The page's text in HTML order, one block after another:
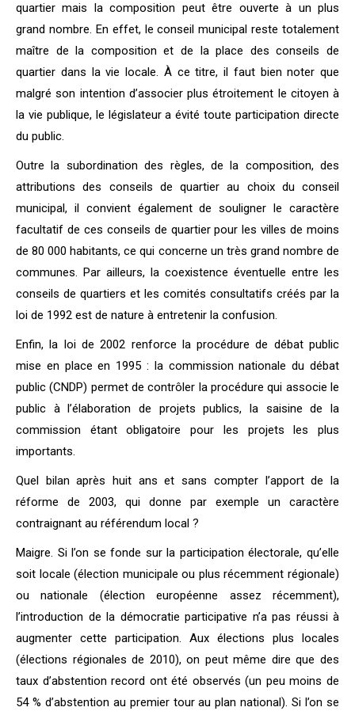
quartier mais la composition peut être ouverte à un plus
grand nombre. En effet, le conseil municipal reste totalement
maître de la composition et de la place des conseils de
quartier dans la vie locale. À ce titre, il faut bien noter que
malgré son intention d’associer plus étroitement le citoyen à
la vie publique, le législateur a évité toute participation directe
du public.
Outre la subordination des règles, de la composition, des
attributions des conseils de quartier au choix du conseil
municipal, il convient également de souligner le caractère
facultatif de ces conseils de quartier pour les villes de moins
de 80 000 habitants, ce qui concerne un très grand nombre de
communes. Par ailleurs, la coexistence éventuelle entre les
conseils de quartiers et les comités consultatifs créés par la
loi de 1992 est de nature à entretenir la confusion.
Enfin, la loi de 2002 renforce la procédure de débat public
mise en place en 1995 : la commission nationale du débat
public (CNDP) permet de contrôler la procédure qui associe le
public à l’élaboration de projets publics, la saisine de la
commission étant obligatoire pour les projets les plus
importants.
Quel bilan après huit ans et sans compter l’apport de la
réforme de 2003, qui donne par exemple un caractère
contraignant au référendum local ?
Maigre. Si l’on se fonde sur la participation électorale, qu’elle
soit locale (élection municipale ou plus récemment régionale)
ou nationale (élection européenne assez récemment),
l’introduction de la démocratie participative n’a pas réussi à
augmenter cette participation. Aux élections plus locales
(élections régionales de 2010), on peut même dire que des
taux d’abstention record ont été observés (un peu moins de
54 % d’abstention au premier tour au plan national). Si l’on se